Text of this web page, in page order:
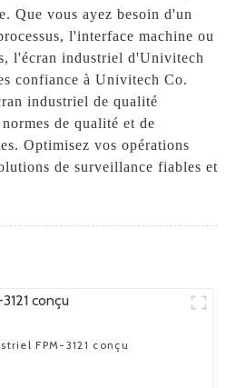
Que vous ayez besoin d'un
l'interface machine ou
l'écran industriel d'Univitech
confiance à Univitech Co.
industriel de qualité
de qualité et de
Optimisez vos opérations
de surveillance fiables et
FPM-3121 conçu